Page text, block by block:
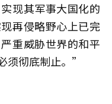
现其军事大国化的
再侵略野心上已完
重威胁世界的和平
须彻底制止。”